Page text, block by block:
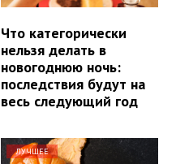
Что категорически
нельзя делать в
новогоднюю ночь:
последствия будут на
весь следующий год
ЛУЧШЕЕ